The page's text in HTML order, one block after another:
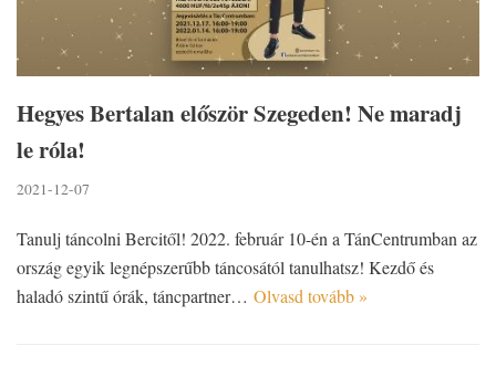
Hegyes Bertalan először Szegeden! Ne maradj
le róla!
2021-12-07
Tanulj táncolni Bercitől! 2022. február 10-én a TánCentrumban az
ország egyik legnépszerűbb táncosától tanulhatsz! Kezdő és
haladó szintű órák, táncpartner… Olvasd tovább »